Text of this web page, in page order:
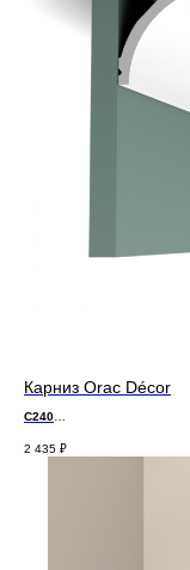
Карниз Orac Décor
C240
2 435 ₽